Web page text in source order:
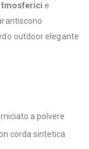
e
outdoor elegante
a polvere
corda sintetica